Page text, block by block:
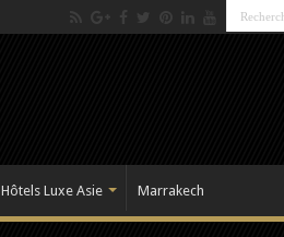
Hôtels Luxe Asie Marrakech